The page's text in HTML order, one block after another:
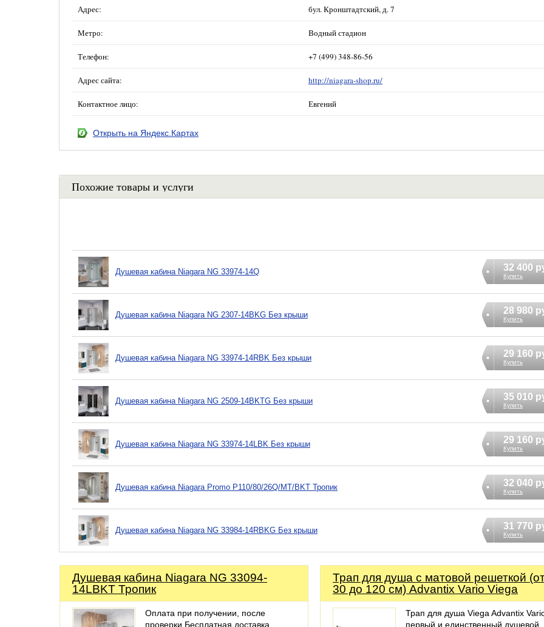
Адрес: бул. Кронштадтский, д. 7
Метро: Водный стадион
Телефон: +7 (499) 348-86-56
Адрес сайта: http://niagara-shop.ru/
Контактное лицо: Евгений
Открыть на Яндекс.Картах
Похожие товары и услуги
Душевая кабина Niagara NG 33974-14Q 32 400
Купить
Душевая кабина Niagara NG 2307-14BKG Без крыши 28 980
Купить
Душевая кабина Niagara NG 33974-14RBK Без крыши 29 160
Купить
Душевая кабина Niagara NG 2509-14BKTG Без крыши 35 010
Купить
Душевая кабина Niagara NG 33974-14LBK Без крыши 29 160
Купить
Душевая кабина Niagara Promo P110/80/26Q/MT/BKT Тропик 32 040
Купить
Душевая кабина Niagara NG 33984-14RBKG Без крыши 31 770
Купить
Душевая кабина Niagara NG 33094-
14LBKT Тропик
Оплата при получении, после
проверки Бесплатная доставка
Трап для душа с матовой решеткой
30 до 120 см) Advantix Vario Viega
Трап для душа Viega Advantix
первый и единственный душевой